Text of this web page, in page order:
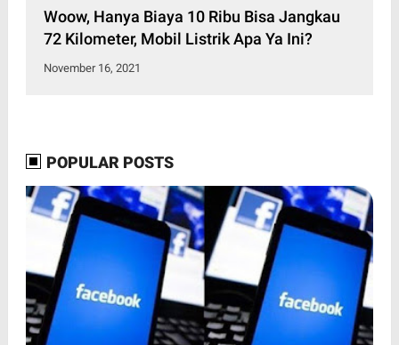
Woow, Hanya Biaya 10 Ribu Bisa Jangkau
72 Kilometer, Mobil Listrik Apa Ya Ini?
November 16, 2021
POPULAR POSTS